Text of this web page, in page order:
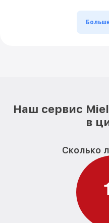
Наш сервис
в
Сколько